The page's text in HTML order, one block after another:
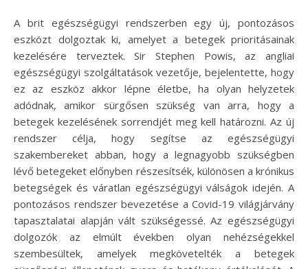
A brit egészségügyi rendszerben egy új, pontozásos
eszközt dolgoztak ki, amelyet a betegek prioritásainak
kezelésére terveztek. Sir Stephen Powis, az angliai
egészségügyi szolgáltatások vezetője, bejelentette, hogy
ez az eszköz akkor lépne életbe, ha olyan helyzetek
adódnak, amikor sürgősen szükség van arra, hogy a
betegek kezelésének sorrendjét meg kell határozni. Az új
rendszer célja, hogy segítse az egészségügyi
szakembereket abban, hogy a legnagyobb szükségben
lévő betegeket előnyben részesítsék, különösen a krónikus
betegségek és váratlan egészségügyi válságok idején. A
pontozásos rendszer bevezetése a Covid-19 világjárvány
tapasztalatai alapján vált szükségessé. Az egészségügyi
dolgozók az elmúlt években olyan nehézségekkel
szembesültek, amelyek megkövetelték a betegek